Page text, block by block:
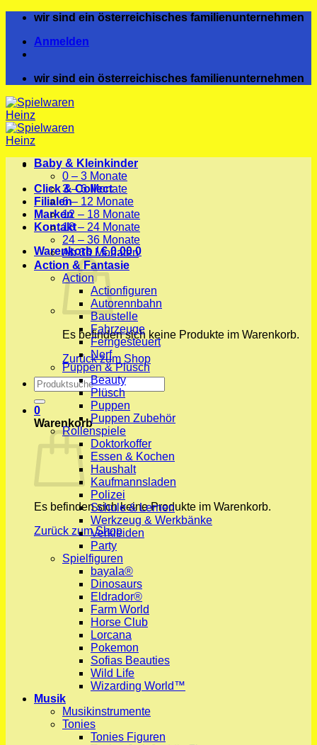
Zum
springen
wir sind ein österreichisches familienunternehmen
Anmelden
wir sind ein österreichisches familienunternehmen
Click & Collect
Filialen
Marken
Kontakt
Warenkorb /€0,00 0
Es befinden sich keine Produkte im Warenkorb.
Zurück zum Shop
Suchen
nach:
0
Warenkorb
Es befinden sich keine Produkte im Warenkorb.
Zurück zum Shop
Baby & Kleinkinder
0 – 3 Monate
3 – 6 Monate
6 – 12 Monate
12 – 18 Monate
18 – 24 Monate
24 – 36 Monate
Ab 36 Monaten
Action & Fantasie
Action
Actionfiguren
Autorennbahn
Baustelle
Fahrzeuge
Ferngesteuert
Nerf
Puppen & Plüsch
Beauty
Plüsch
Puppen
Puppen Zubehör
Rollenspiele
Doktorkoffer
Essen & Kochen
Haushalt
Kaufmannsladen
Polizei
Schule & Lernen
Werkzeug & Werkbänke
Verkleiden
Party
Spielfiguren
bayala®
Dinosaurs
Eldrador®
Farm World
Horse Club
Lorcana
Pokemon
Sofias Beauties
Wild Life
Wizarding World™
Musik
Musikinstrumente
Tonies
Tonies Figuren